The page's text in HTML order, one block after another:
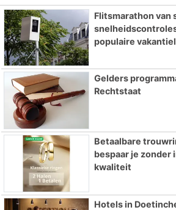
Flitsmarathon van
populaire
Gelders
Rechtstaat
Betaalbare
bespaar je zonder
kwaliteit
Hotels in